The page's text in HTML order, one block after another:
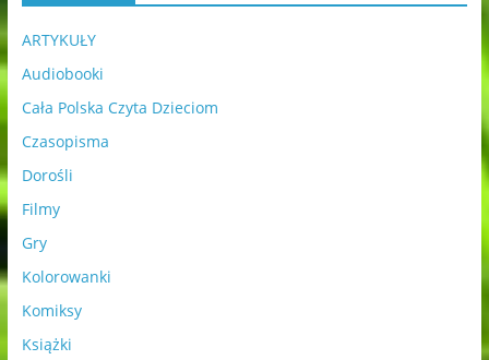
ARTYKUŁY
Audiobooki
Cała Polska Czyta Dzieciom
Czasopisma
Dorośli
Filmy
Gry
Kolorowanki
Komiksy
Książki